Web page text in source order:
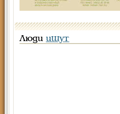
Люди ищут